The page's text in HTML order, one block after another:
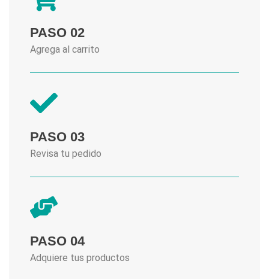
PASO 02
Agrega al carrito
PASO 03
Revisa tu pedido
PASO 04
Adquiere tus productos